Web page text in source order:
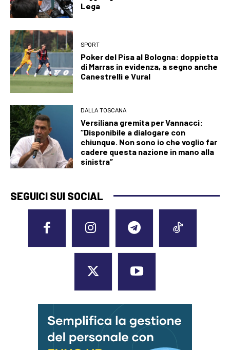
Lega
SPORT
Poker del Pisa al Bologna: doppietta
di Marras in evidenza, a segno anche
Canestrelli e Vural
DALLA TOSCANA
Versiliana gremita per Vannacci:
“Disponibile a dialogare con
chiunque. Non sono io che voglio far
cadere questa nazione in mano alla
sinistra”
SEGUICI SUI SOCIAL